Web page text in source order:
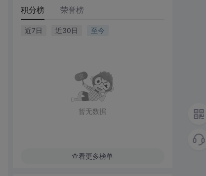
积分榜 荣誉榜
近7日 近30日 至今
暂无数据
查看更多榜单